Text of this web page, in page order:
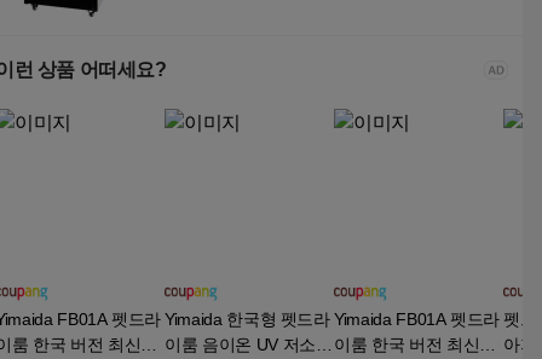
런 상품 어떠세요?
FB01A 펫드라
룸 한국 버전 최신형,
Yimaida 한국형 펫드라
이룸 음이온 UV 저소음
Yimaida FB01A 펫드라
이룸 한국 버전 최신형,
펫드
아지